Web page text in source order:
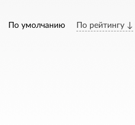
По умолчанию По рейтингу ↓